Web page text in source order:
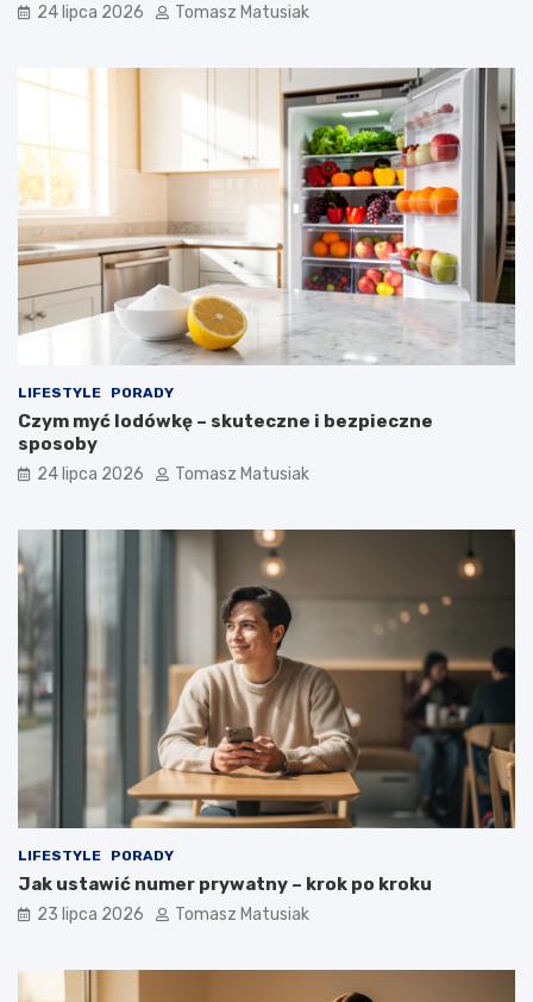
24 lipca 2026 Tomasz Matusiak
LIFESTYLE PORADY
Czym myć lodówkę – skuteczne i bezpieczne
sposoby
24 lipca 2026 Tomasz Matusiak
LIFESTYLE PORADY
Jak ustawić numer prywatny – krok po kroku
23 lipca 2026 Tomasz Matusiak